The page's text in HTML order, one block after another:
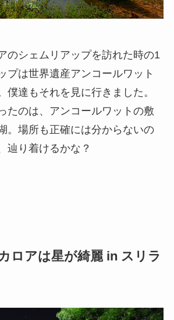
のシェムリアップを訪れた時の1
プは世界遺産アンコールワット
僕達もそれを見に行きました。
たのは、アンコールワットの敷
。場所も正確には分からないの
辿り着けるかな？
ロアは星が綺麗 in スリラ